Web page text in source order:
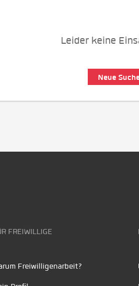
Leider keine
Neue
FREIWILLIGE
Freiwilligenarbeit?